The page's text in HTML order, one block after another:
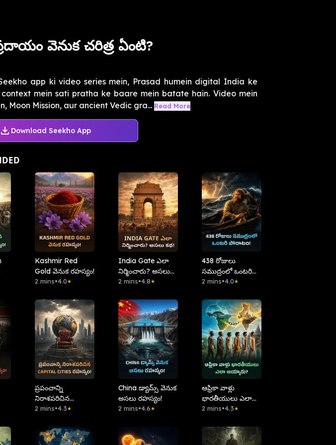
వెనుక చరిత్ర ఏంటి?
app ki video series mein, Prasad humein digital India ke
context mein sati pratha ke baare mein batate hain. Video mein
Moon Mission, aur ancient Vedic gra... Read More
Download Seekho App
Kashmir Red
Gold వెనుక రహస్యం!
2 mins•4.0★
India Gate ఎలా
నిర్మించారు? అసలు
కథ!
2 mins•4.8★
438 రోజులు
సముద్రంలో ఒంటరి
పోరాటం!
2 mins•4.0★
ప్రపంచాన్ని
నిరాశపరిచిన
Capital Cities
2 mins•4.3★
China డ్యామ్స్ వెనుక
అసలు రహస్యం!
2 mins•4.6★
ఆఫ్రికా వాళ్లు
భారతీయులు ఎలా
అయ్యారు?
2 mins•4.3★